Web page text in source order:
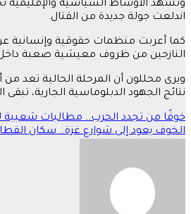
وتشهد الأوساط السياسية والإقليمية
اندلعت جولة جديدة من القتال.
كما أعربت منظمات حقوقية وإنسانية
النازحين من ظروف معيشية صعبة داخل
ويرى محللون أن المرحلة الحالية تعد
نتائج الجهود الدبلوماسية الجارية،
تصفّح
المقالات
خوفًا من تجدد الحرب.. مطالبات شعبية
الخوف يعود إلى شوارع غزة.. سكان